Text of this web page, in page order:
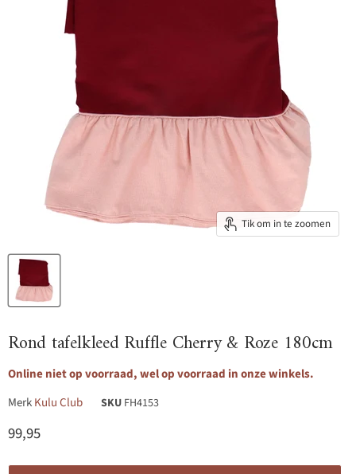
Tik om in te zoomen
Rond tafelkleed Ruffle Cherry & Roze 180cm
Online niet op voorraad, wel op voorraad in onze winkels.
MerkKulu Club SKU FH4153
Huidige prijs
99,95